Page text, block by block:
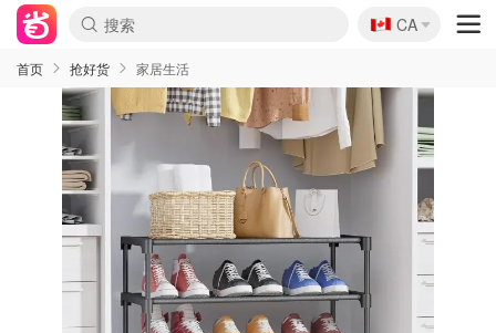
🇨🇦
CA
首页 抢好货 家居生活